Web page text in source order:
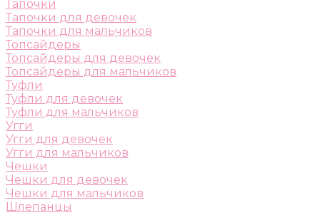
Тапочки
Тапочки для девочек
Тапочки для мальчиков
Топсайдеры
Топсайдеры для девочек
Топсайдеры для мальчиков
Туфли
Туфли для девочек
Туфли для мальчиков
Угги
Угги для девочек
Угги для мальчиков
Чешки
Чешки для девочек
Чешки для мальчиков
Шлепанцы